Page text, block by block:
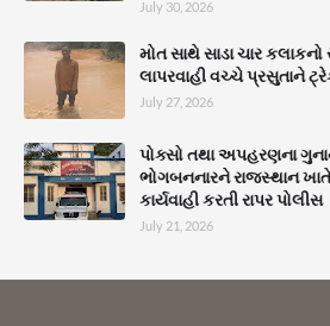
July 30, 2026
મોત સાથે સાડા ચાર
લાપરવાહી વચ્ચે પ્રસુતાને
July 27, 2026
પોક્સો તથા અપહરણના
ભોગબનનારને રાજસ્થાન
કાર્યવાહી કરતી રાપર પોલીસ
July 21, 2026